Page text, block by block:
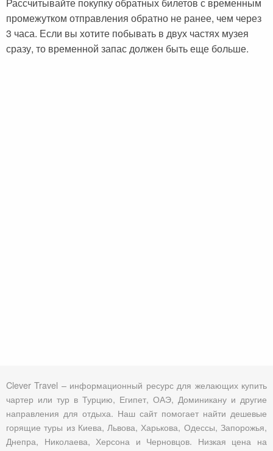
промежутком отправления обратно не ранее, чем через
3 часа. Если вы хотите побывать в двух частях музея
сразу, то временной запас должен быть еще больше.
Clever Travel – информационный ресурс для желающих купить
чартер или тур в Турцию, Египет, ОАЭ, Доминикану и другие
направления для отдыха. Наш сайт помогает найти дешевые
горящие туры из Киева, Львова, Харькова, Одессы, Запорожья,
Днепра, Николаева, Херсона и Черновцов. Низкая цена на